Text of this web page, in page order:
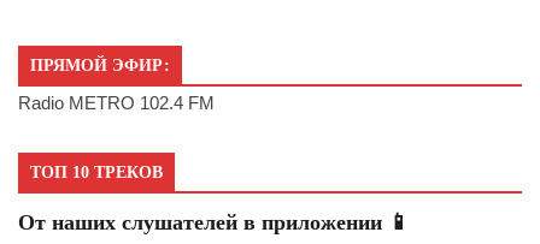
ПРЯМОЙ ЭФИР:
Radio METRO 102.4 FM
ТОП 10 ТРЕКОВ
От наших слушателей в приложении 📱